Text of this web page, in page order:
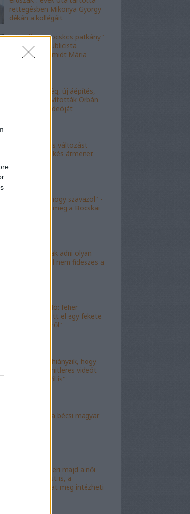
rettegésben Mikonya György
dékán a kollégáit
"Figyelj, te mocskos patkány"
- a fideszes publicista
nekiesett Schmidt Mária
"Kell-e segítség, újjáépítés,
bármi?" - Kijavították Orbán
telefonálós videóját
"Kokó radikális változást
akart, én a békés átmenet
"Köszönöm, hogy szavazol" -
molinó jelent meg a Bocskai
"Lóf.szt fognak adni olyan
területre, ahol nem fideszes a
"Magyar híradó: fehér
gyereket lopott el egy fekete
férfi az erkélyről"
"Már csak az hiányzik, hogy
valami idióta hitleres videót
csináljon ebből is"
"Mély torok" a bécsi magyar
"Mészáros nyeri majd a női
kalapácsvetést is, a
kabalafigurákat meg intézheti